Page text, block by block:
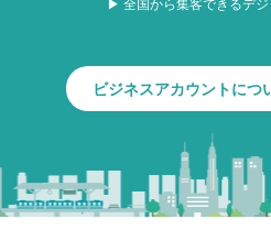
▶ 全国から集客できるデ
ビジネスアカウントにつ